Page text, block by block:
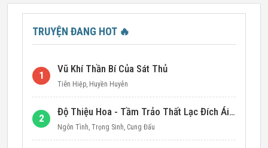
TRUYỆN ĐANG HOT 🔥
1
Vũ Khí Thần Bí Của Sát Thủ
Tiên Hiệp, Huyền Huyễn
2
Độ Thiệu Hoa - Tầm Trảo Thất Lạc Đích Ái Tình
Ngôn Tình, Trọng Sinh, Cung Đấu